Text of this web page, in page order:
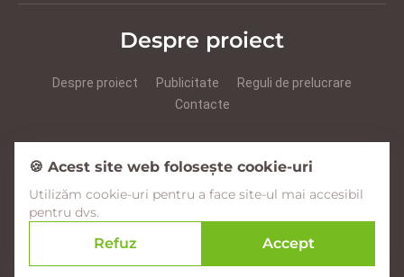
Despre proiect
Despre proiect Publicitate
Reguli de prelucrare
Contacte
Facebook YouTube Instagram
© 2017–2026 Agroexpert.md
🍪 Acest site web folosește cookie-uri
Utilizăm cookie-uri pentru a face site-ul mai accesibil
pentru dvs.
Refuz Accept